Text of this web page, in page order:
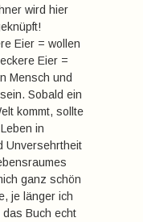
wird hier
Eier = wollen
Eier =
Mensch und
Sobald ein
kommt, sollte
in
Unversehrtheit
ganz schön
je länger ich
Buch echt